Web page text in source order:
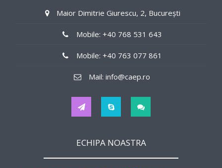
in the region around 200$/weekly
Maior Dimitrie Giurescu, 2, București
Mobile: +40 768 531 643
Mobile: +40 763 077 861
Mail: info@caep.ro
ECHIPA NOASTRA